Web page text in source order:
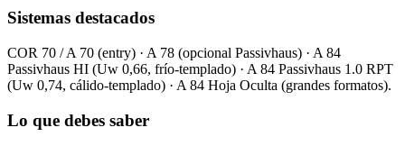
Sistemas destacados
COR 70 / A 70 (entry) · A 78 (opcional Passivhaus) · A 84
Passivhaus HI (Uw 0,66, frío-templado) · A 84 Passivhaus 1.0 RPT
(Uw 0,74, cálido-templado) · A 84 Hoja Oculta (grandes formatos).
Lo que debes saber